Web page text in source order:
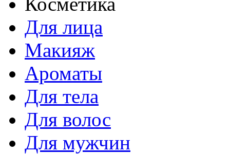
Для лица
Макияж
Ароматы
Для тела
Для волос
Для мужчин